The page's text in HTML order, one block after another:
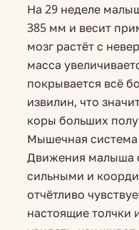
На 29 неделе
385 мм и весит
мозг растёт с
масса
покрывается всё
извилин, что
коры больших
Мышечная система
Движения малыша
сильными и
отчётливо
настоящие толчки